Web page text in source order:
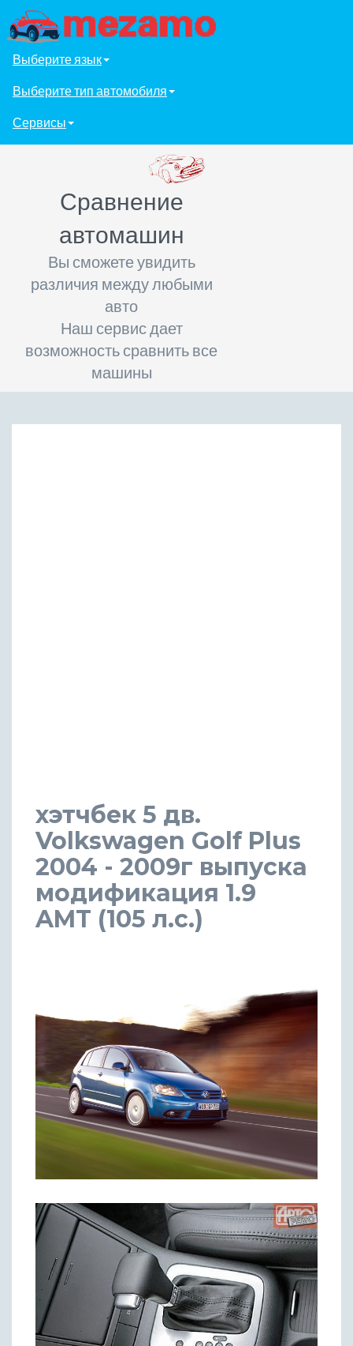
Выберите язык
Выберите тип автомобиля
Сервисы
Сравнение
автомашин
Вы сможете увидить
различия между любыми
авто
Наш сервис дает
возможность сравнить все
машины
хэтчбек 5 дв.
Volkswagen Golf Plus
2004 - 2009г выпуска
модификация 1.9
AMT (105 л.с.)